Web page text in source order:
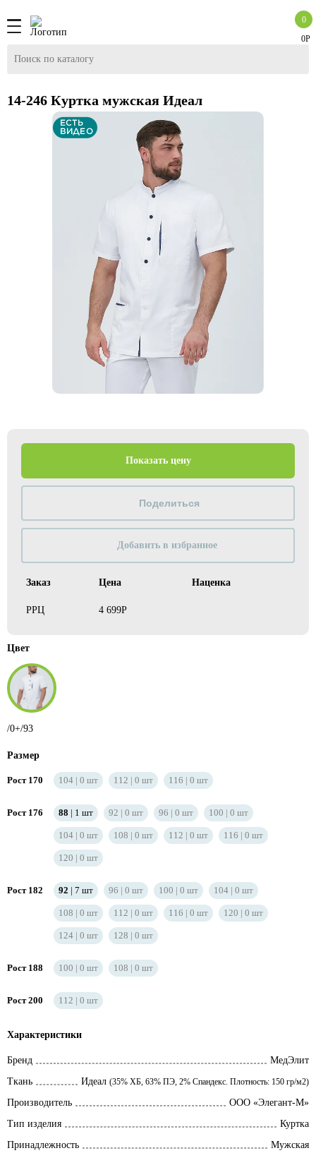
0Р
0
14-246 Куртка мужская Идеал
Заказ Цена Наценка
РРЦ 4 699Р
Показать цену
Добавить в избранное
Цвет
/0+/93
Размер
Рост 170 104 0 шт 112 0 шт 116 0 шт
Рост 176 88 1 шт 92 0 шт 96 0 шт 100 0 шт
104 0 шт 108 0 шт 112 0 шт 116 0 шт
120 0 шт
Рост 182 92 7 шт 96 0 шт 100 0 шт 104 0 шт
108 0 шт 112 0 шт 116 0 шт 120 0 шт
124 0 шт 128 0 шт
Рост 188 100 0 шт 108 0 шт
Рост 200 112 0 шт
Характеристики
Бренд
МедЭлит
Ткань
Идеал (35% ХБ, 63% ПЭ, 2% Спандекс. Плотность: 150 гр/м2)
Производитель
ООО «Элегант-М»
Тип изделия
Куртка
Принадлежность
Мужская